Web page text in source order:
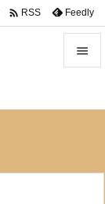

 RSS Feedly